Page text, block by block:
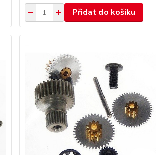
Přidat do košíku